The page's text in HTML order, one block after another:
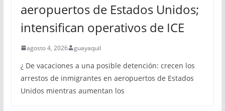
aeropuertos de Estados Unidos;
intensifican operativos de ICE
agosto 4, 2026 guayaquil
¿ De vacaciones a una posible detención: crecen los
arrestos de inmigrantes en aeropuertos de Estados
Unidos mientras aumentan los